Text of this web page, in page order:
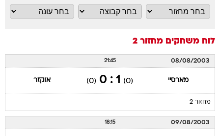
לוח משחקים מחזור 2
08/08/2003
21:45
מארסיי (0)
1 : 0
(0) אוקזר
מחזור 2
09/08/2003
18:15